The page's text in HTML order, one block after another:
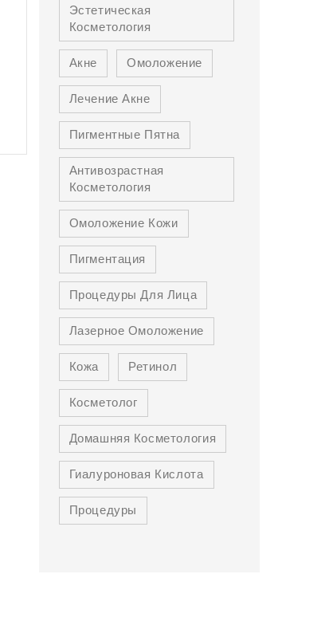
Эстетическая
Косметология
Акне
Омоложение
Лечение Акне
Пигментные Пятна
Антивозрастная
Косметология
Омоложение Кожи
Пигментация
Процедуры Для Лица
Лазерное Омоложение
Кожа
Ретинол
Косметолог
Домашняя Косметология
Гиалуроновая Кислота
Процедуры